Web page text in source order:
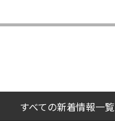
すべての新着情報一覧